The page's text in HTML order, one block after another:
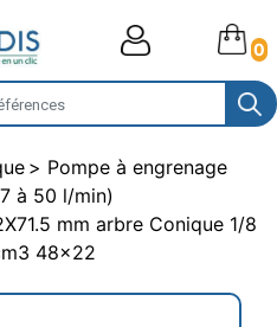
0
Pompe à engrenage
à 50 l/min)
mm arbre Conique 1/8
48x22